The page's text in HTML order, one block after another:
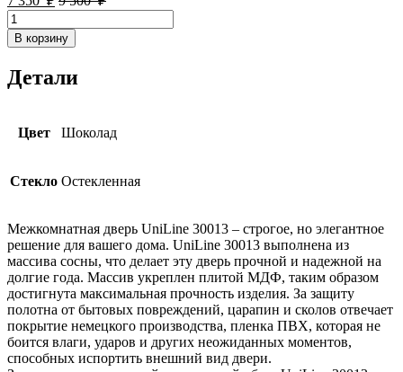
Количество
товара
Дверь
UniLine
В корзину
Детали
Цвет Шоколад
Стекло Остекленная
Межкомнатная дверь UniLine 30013 – строгое, но элегантное
решение для вашего дома. UniLine 30013 выполнена из
массива сосны, что делает эту дверь прочной и надежной на
долгие года. Массив укреплен плитой МДФ, таким образом
достигнута максимальная прочность изделия. За защиту
полотна от бытовых повреждений, царапин и сколов отвечает
покрытие немецкого производства, пленка ПВХ, которая не
боится влаги, ударов и других неожиданных моментов,
способных испортить внешний вид двери.